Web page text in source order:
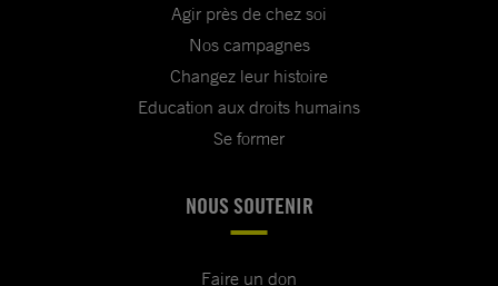
Agir près de chez soi
Nos campagnes
Changez leur histoire
Education aux droits humains
Se former
NOUS SOUTENIR
Faire un don